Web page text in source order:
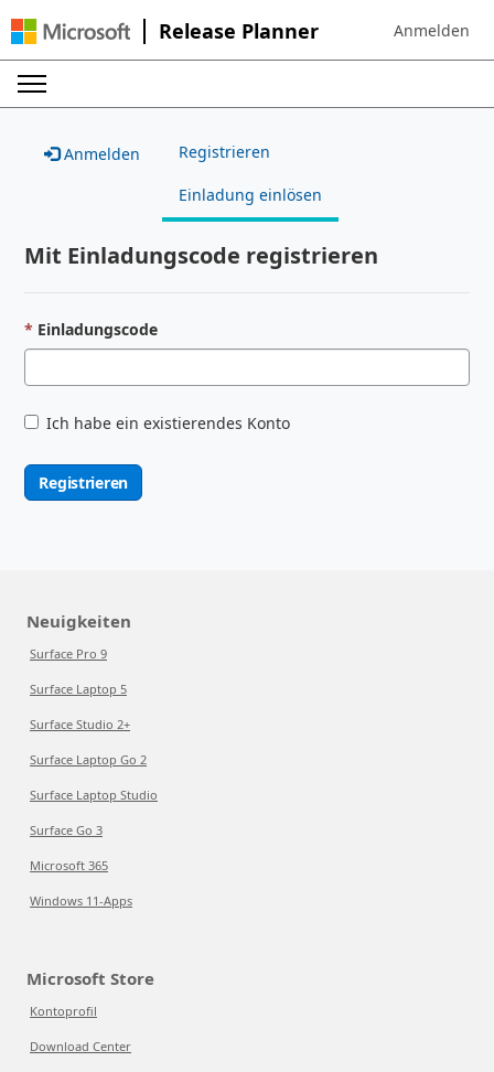
Release Planner Sign in to
Anmelden
Anmelden Registrieren
Einladung einlösen
Mit Einladungscode registrieren
Einladungscode
Ich habe ein existierendes Konto
Registrieren
Neuigkeiten
Surface Pro 9
Surface Laptop 5
Surface Studio 2+
Surface Laptop Go 2
Surface Laptop Studio
Surface Go 3
Microsoft 365
Windows 11-Apps
Microsoft Store
Kontoprofil
Download Center